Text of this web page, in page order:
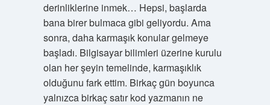
derinliklerine inmek… Hepsi, başlarda
bana birer bulmaca gibi geliyordu. Ama
sonra, daha karmaşık konular gelmeye
başladı. Bilgisayar bilimleri üzerine kurulu
olan her şeyin temelinde, karmaşıklık
olduğunu fark ettim. Birkaç gün boyunca
yalnızca birkaç satır kod yazmanın ne